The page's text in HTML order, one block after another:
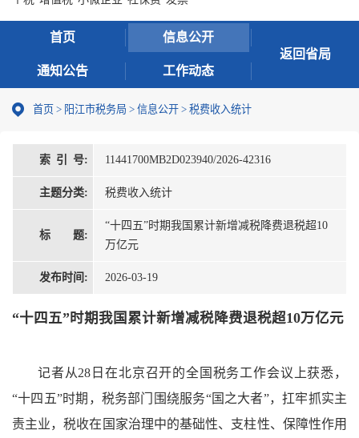
首页 信息公开
通知公告 工作动态
返回省局
首页 > 阳江市税务局 > 信息公开 > 税费收入统计
索 引 号: 11441700MB2D023940/2026-42316
主题分类: 税费收入统计
标 题:
“十四五”时期我国累计新增减税降费退税超10
万亿元
发布时间: 2026-03-19
“十四五”时期我国累计新增减税降费退税超10万亿元
记者从28日在北京召开的全国税务工作会议上获悉，
“十四五”时期，税务部门围绕服务“国之大者”，扛牢抓实主
责主业，税收在国家治理中的基础性、支柱性、保障性作用